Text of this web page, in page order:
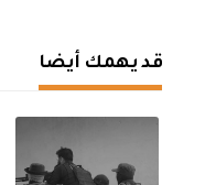
قد يهمك أيضا